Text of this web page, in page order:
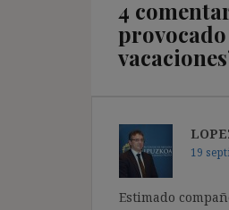
4
19
Estimado